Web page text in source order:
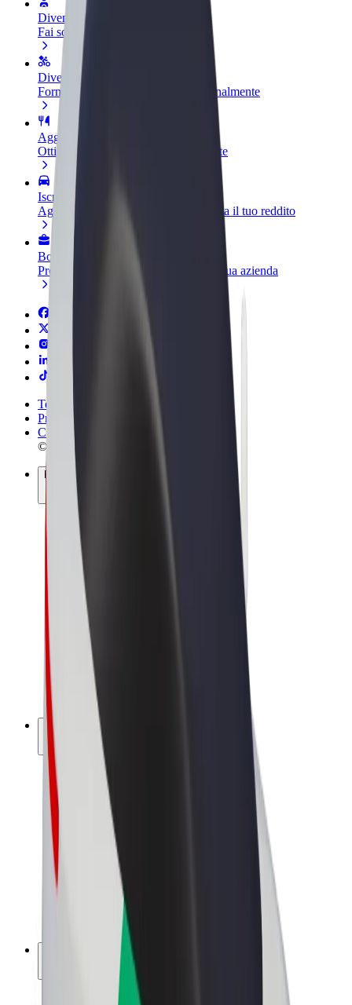
Diventa un driver
Fai soldi alle tue condizioni
Diventa un autista Bolt
Fornisci cibo e ricevi pagato settimanalmente
Aggiungi il tuo ristorante o negozio
Ottieni più clienti e aumenta le vendite
Iscriviti come proprietario della flotta
Aggiungi la tua flotta a Bolt e aumenta il tuo reddito
Bolt per le aziende
Prodotti e servizi Bolt scalabili per la tua azienda
Termini e condizioni
Privacy
Cookies
© 2026 Bolt Technology OÜ
Prodotti
Corse
Monopattini
Bolt Market
Bolt Food
Bolt Drive
Bolt per le aziende
Bicicletta elettrica
Bolt Plus
Collabora con Bolt
Ricavi autista
Ricavi corriere
Esercenti Bolt Food
Lavora con noi